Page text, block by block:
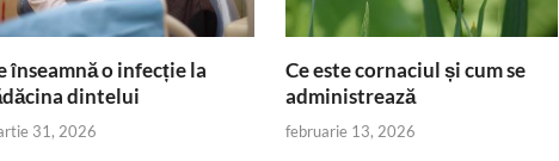
înseamnă o infecție la
dintelui
31, 2026
Ce este cornaciul și cum se
administrează
februarie 13, 2026